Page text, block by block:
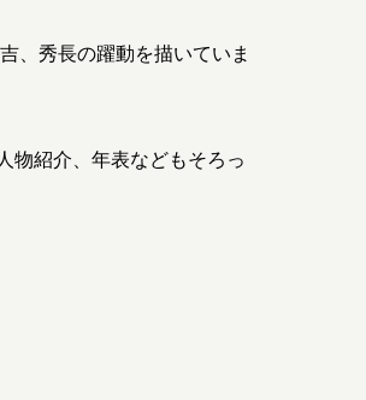
、秀長の躍動を描いていま
物紹介、年表などもそろっ